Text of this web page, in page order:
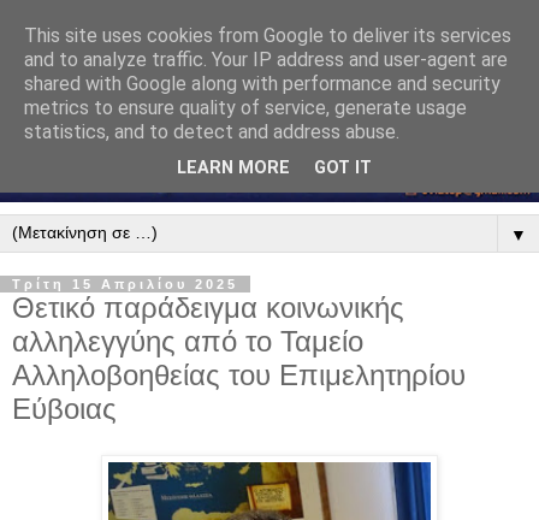
▼
Τρίτη 15 Απριλίου 2025
Θετικό παράδειγμα κοινωνικής
αλληλεγγύης από το Ταμείο
Αλληλοβοηθείας του Επιμελητηρίου
Εύβοιας
This site uses cookies from Google to deliver its services
and to analyze traffic. Your IP address and user-agent are
shared with Google along with performance and security
metrics to ensure quality of service, generate usage
statistics, and to detect and address abuse.
LEARN MORE GOT IT